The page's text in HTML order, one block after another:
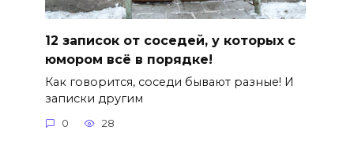
12 записок от соседей, у которых с
юмором всё в порядке!
Как говорится, соседи бывают разные! И
записки другим
0 28